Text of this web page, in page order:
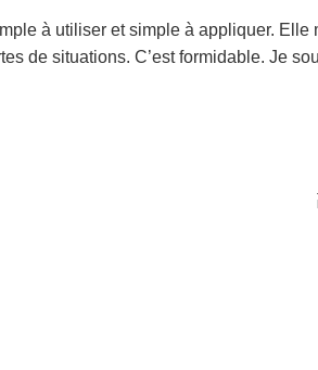
à utiliser et simple à appliquer. Elle
de situations. C’est formidable. Je